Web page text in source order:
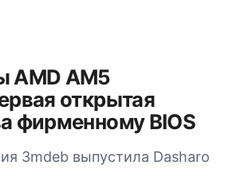
AMD AM5
открытая
фирменному BIOS
3mdeb выпустила Dasharo